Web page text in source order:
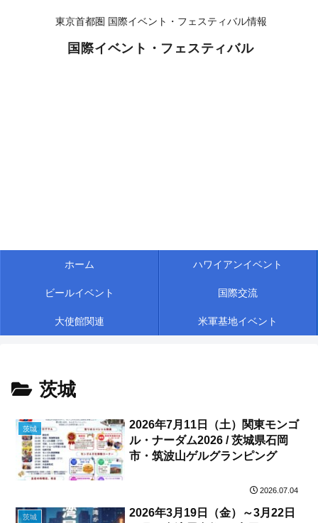
東京首都圏 国際イベント・フェスティバル情報
国際イベント・フェスティバル
ホーム ハワイアンイベント
ビールイベント 国際交流
大使館関連 米軍基地イベント
茨城
茨城
2026年7月11日（土）関東モンゴ
ル・ナーダム2026 / 茨城県石岡
市・筑波山ゲルグランピング
2026.07.04
茨城
2026年3月19日（金）～3月22日